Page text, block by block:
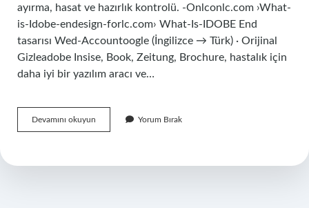
ayırma, hasat ve hazırlık kontrolü. -Onlconlc.com ›What-
is-Idobe-endesign-forlc.com› What-Is-IDOBE End
tasarısı Wed-Accountoogle (İngilizce → Türk) · Orijinal
Gizleadobe Insise, Book, Zeitung, Brochure, hastalık için
daha iyi bir yazılım aracı ve…
Devamını okuyun
Ile
Yorum Bırak